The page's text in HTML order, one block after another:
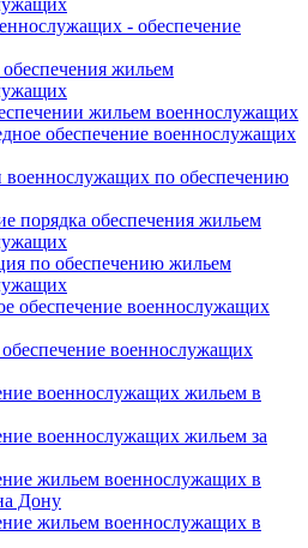
- обеспечение
жильем
жильем военнослужащих
обеспечение военнослужащих
военнослужащих по обеспечению
порядка обеспечения жильем
по обеспечению жильем
обеспечение военнослужащих
военнослужащих
военнослужащих жильем в
военнослужащих жильем за
жильем военнослужащих в
Дону
жильем военнослужащих в